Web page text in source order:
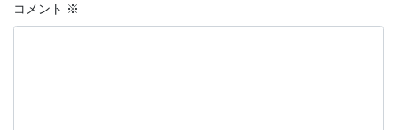
コメント ※